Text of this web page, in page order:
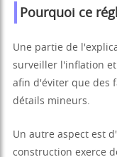
Pourquoi ce
Une partie de
surveiller l'inflation
afin d'éviter que des
détails mineurs.
Un autre aspect est
construction exerce